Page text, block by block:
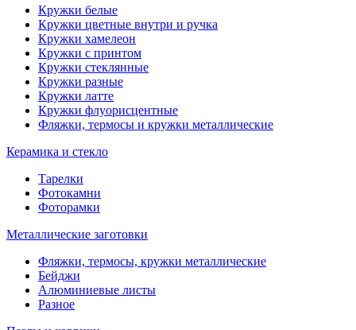
Кружки белые
Кружки цветные внутри и ручка
Кружки хамелеон
Кружки c принтом
Кружки стеклянные
Кружки разные
Кружки латте
Кружки флуорисцентные
Фляжки, термосы и кружки металлические
Керамика и стекло
Тарелки
Фотокамни
Фоторамки
Металлические заготовки
Фляжки, термосы, кружки металлические
Бейджи
Алюминиевые листы
Разное